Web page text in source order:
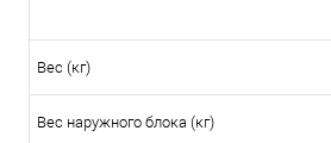
Вес (кг)
Вес наружного блока (кг)